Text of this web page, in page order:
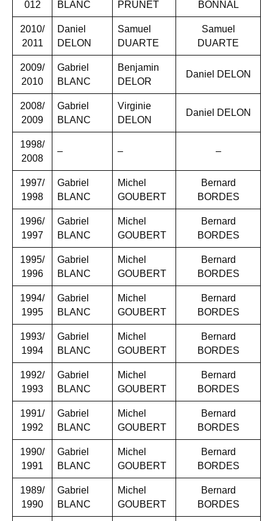
012 BLANC PRUNET BONNAL
2010/
2011
Daniel
DELON
Samuel
DUARTE
Samuel
DUARTE
2009/
2010
Gabriel
BLANC
Benjamin
DELOR
Daniel DELON
2008/
2009
Gabriel
BLANC
Virginie
DELON
Daniel DELON
1998/
2008
– – –
1997/
1998
Gabriel
BLANC
Michel
GOUBERT
Bernard
BORDES
1996/
1997
Gabriel
BLANC
Michel
GOUBERT
Bernard
BORDES
1995/
1996
Gabriel
BLANC
Michel
GOUBERT
Bernard
BORDES
1994/
1995
Gabriel
BLANC
Michel
GOUBERT
Bernard
BORDES
1993/
1994
Gabriel
BLANC
Michel
GOUBERT
Bernard
BORDES
1992/
1993
Gabriel
BLANC
Michel
GOUBERT
Bernard
BORDES
1991/
1992
Gabriel
BLANC
Michel
GOUBERT
Bernard
BORDES
1990/
1991
Gabriel
BLANC
Michel
GOUBERT
Bernard
BORDES
1989/
1990
Gabriel
BLANC
Michel
GOUBERT
Bernard
BORDES